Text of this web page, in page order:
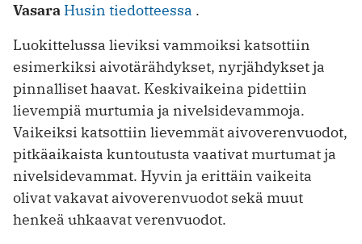
Vasara Husin tiedotteessa .
Luokittelussa lieviksi vammoiksi katsottiin
esimerkiksi aivotärähdykset, nyrjähdykset ja
pinnalliset haavat. Keskivaikeina pidettiin
lievempiä murtumia ja nivelsidevammoja.
Vaikeiksi katsottiin lievemmät aivoverenvuodot,
pitkäaikaista kuntoutusta vaativat murtumat ja
nivelsidevammat. Hyvin ja erittäin vaikeita
olivat vakavat aivoverenvuodot sekä muut
henkeä uhkaavat verenvuodot.